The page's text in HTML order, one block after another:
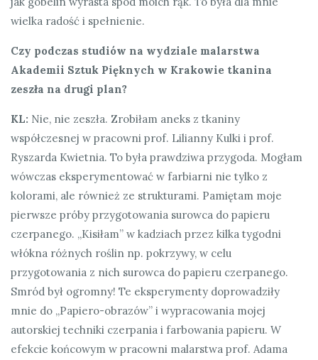
wielka radość i spełnienie.
Czy podczas studiów na wydziale malarstwa
Akademii Sztuk Pięknych w Krakowie tkanina
zeszła na drugi plan?
KL: Nie, nie zeszła. Zrobiłam aneks z tkaniny
współczesnej w pracowni prof. Lilianny Kulki i prof.
Ryszarda Kwietnia. To była prawdziwa przygoda. Mogłam
wówczas eksperymentować w farbiarni nie tylko z
kolorami, ale również ze strukturami. Pamiętam moje
pierwsze próby przygotowania surowca do papieru
czerpanego. „Kisiłam” w kadziach przez kilka tygodni
włókna różnych roślin np. pokrzywy, w celu
przygotowania z nich surowca do papieru czerpanego.
Smród był ogromny! Te eksperymenty doprowadziły
mnie do „Papiero-obrazów” i wypracowania mojej
autorskiej techniki czerpania i farbowania papieru. W
efekcie końcowym w pracowni malarstwa prof. Adama